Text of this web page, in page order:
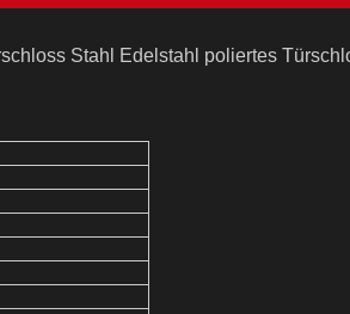
Stahl Edelstahl poliertes